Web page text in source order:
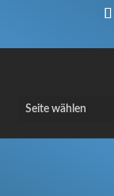
Seite wählen